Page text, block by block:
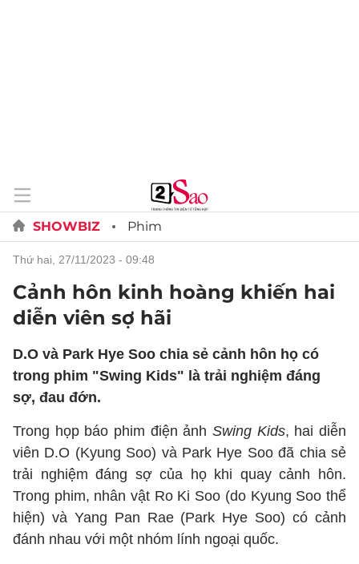
SHOWBIZ Phim
thứ hai, 27/11/2023 - 09:48
Cảnh hôn kinh hoàng khiến hai
diễn viên sợ hãi
D.O và Park Hye Soo chia sẻ cảnh hôn họ có
trong phim "Swing Kids" là trải nghiệm đáng
sợ, đau đớn.
Trong họp báo phim điện ảnh Swing Kids, hai diễn
viên D.O (Kyung Soo) và Park Hye Soo đã chia sẻ
trải nghiệm đáng sợ của họ khi quay cảnh hôn.
Trong phim, nhân vật Ro Ki Soo (do Kyung Soo thể
hiện) và Yang Pan Rae (Park Hye Soo) có cảnh
đánh nhau với một nhóm lính ngoại quốc.